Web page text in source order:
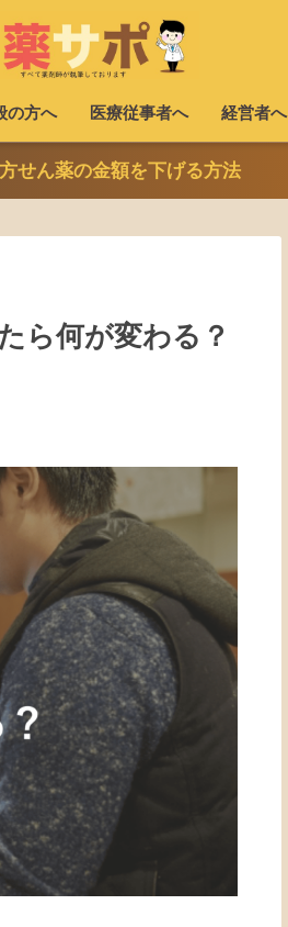
の方へ 医療従事者へ 経営者へ
方せん薬の金額を下げる方法
ら何が変わる？